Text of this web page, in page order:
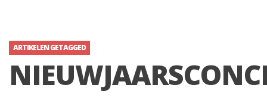
ARTIKELEN GETAGGED